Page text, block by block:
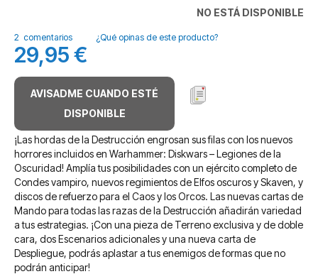
imágenes
NO ESTÁ DISPONIBLE
2 comentarios ¿Qué opinas de este producto?
29,95 €
AVISADME CUANDO ESTÉ
DISPONIBLE
¡Las hordas de la Destrucción engrosan sus filas con los nuevos
horrores incluidos en Warhammer: Diskwars – Legiones de la
Oscuridad! Amplía tus posibilidades con un ejército completo de
Condes vampiro, nuevos regimientos de Elfos oscuros y Skaven, y
discos de refuerzo para el Caos y los Orcos. Las nuevas cartas de
Mando para todas las razas de la Destrucción añadirán variedad
a tus estrategias. ¡Con una pieza de Terreno exclusiva y de doble
cara, dos Escenarios adicionales y una nueva carta de
Despliegue, podrás aplastar a tus enemigos de formas que no
podrán anticipar!